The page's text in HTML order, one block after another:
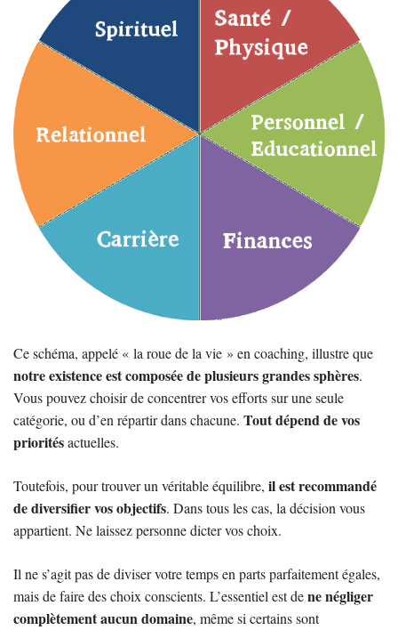
Ce schéma, appelé « la roue de la vie » en coaching, illustre que
notre existence est composée de plusieurs grandes sphères.
Vous pouvez choisir de concentrer vos efforts sur une seule
catégorie, ou d’en répartir dans chacune. Tout dépend de vos
prioritésactuelles.
Toutefois, pour trouver un véritable équilibre, il est recommandé
de diversifier vos objectifs. Dans tous les cas, la décision vous
appartient. Ne laissez personne dicter vos choix.
Il ne s’agit pas de diviser votre temps en parts parfaitement égales,
mais de faire des choix conscients. L’essentiel est dene négliger
complètement aucun domaine, même si certains sont